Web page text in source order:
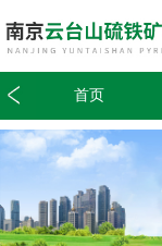
首页